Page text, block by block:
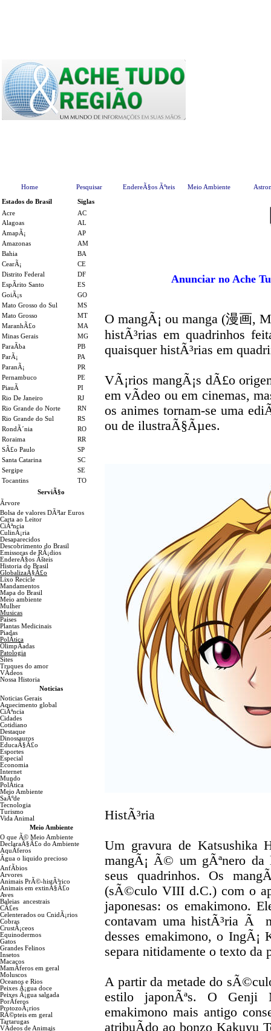
Home Pesquisar EndereÃ§os Ãºteis Meio Ambiente
Estados do Brasil
Siglas
Acre
AC
Alagoas
AL
AmapÃ¡
AP
Amazonas
AM
Bahia
BA
CearÃ¡
CE
Distrito Federal
DF
EspÃ­rito Santo
ES
GoiÃ¡s
GO
Mato Grosso do Sul
MS
Mato Grosso
MT
MaranhÃ£o
MA
Minas Gerais
MG
ParaÃ­ba
PB
ParÃ¡
PA
ParanÃ¡
PR
Pernambuco
PE
PiauÃ­
PI
Rio De Janeiro
RJ
Rio Grande do Norte
RN
Rio Grande do Sul
RS
RondÃ´nia
RO
Roraima
RR
SÃ£o Paulo
SP
Santa Catarina
SC
Sergipe
SE
Tocantins
TO
ServiÃ§o
Ãrvore
Bolsa de valores DÃ³lar Euros
Carta ao Leitor
CiÃªncia
CulinÃ¡ria
Desaparecidos
Descobrimento do Brasil
Emissoras de RÃ¡dios
EndereÃ§os Ãšteis
Historia do Brasil
GlobalizaÃ§Ã£o
Lixo Recicle
Mandamentos
Mapa do Brasil
Meio ambiente
Mulher
Musicas
Paises
Plantas Medicinais
Piadas
PolÃ­tica
OlimpÃ­adas
Patologia
Sites
Truques do amor
VÃ­deos
Nossa Historia
Noticias
Noticias Gerais
Aquecimento global
CiÃªncia
Cidades
Cotidiano
Destaque
Dinossauros
EducaÃ§Ã£o
Esportes
Especial
Economia
Internet
Mundo
PolÃ­tica
Meio Ambiente
SaÃºde
Tecnologia
Turismo
Vida Animal
Meio Ambiente
O que Ã© Meio Ambiente
DeclaraÃ§Ã£o do Ambiente
AquÃ­feros
Ãgua o liquido precioso
AnfÃ­bios
Arvores
Animais PrÃ©-histÃ³rico
Animais em extinÃ§Ã£o
Aves
Baleias ancestrais
CÃ£es
Celenterados ou CnidÃ¡rios
Cobras
CrustÃ¡ceos
Equinodermos
Gatos
Grandes Felinos
Insetos
Macacos
MamÃ­feros em geral
Moluscos
Oceanos e Rios
Peixes Ã¡gua doce
Peixes Ã¡gua salgada
PorÃ­feros
ProtozoÃ¡rios
RÃ©pteis em geral
Tartarugas
VÃ­deos de Animais
Anunciar no Ache
O mangÃ¡ ou manga (漫画,
histÃ³rias em quadrinhos
quaisquer histÃ³rias em
VÃ¡rios mangÃ¡s dÃ£o
em vÃ­deo ou em cinemas,
os animes tornam-se uma
ou de ilustraÃ§Ãµes.
HistÃ³ria
Um gravura de Katsushika
mangÃ¡ Ã© um gÃªnero da
seus quadrinhos. Os
(sÃ©culo VIII d.C.) com o
japonesas: os emakimono.
contavam uma histÃ³ria Ã
desses emakimono, o
separa nitidamente o texto da
A partir da metade do
estilo japonÃªs. O Genji
emakimono mais antigo
atribuÃ­do ao bonzo Kakuyu